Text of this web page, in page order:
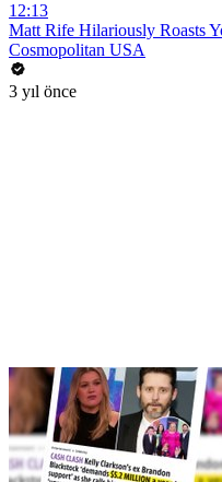
12:13
Matt Rife Hilariously Roasts
Cosmopolitan USA
3 yıl önce